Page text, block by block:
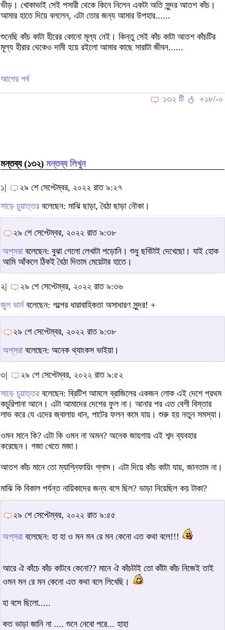
ভীড়। খোকাভাই সেই পসারী থেকে কিনে নিলেন একটা অতি সুন্দর আতশ কাঁচ।
আমার হাতে দিয়ে বললেন, এটা তোর জন্য আমার উপহার......
শুনেছি কাঁচ কাটা হীরের কোনো মূল্য নেই। কিন্তু সেই কাঁচ কাটা আতশ কাঁচটির
মূল্য হীরার থেকেও দামী হয়ে রইলো আমার কাছে সারাটা জীবন......
আগের পর্ব
১৩২ টি
+১৮/-০
মন্তব্য (১৩২) মন্তব্য লিখুন
১|
২৯ শে সেপ্টেম্বর, ২০২২ রাত ৯:২৭
সাড়ে চুয়াত্তর বলেছেন: মাঝি ছাড়া, বৈঠা ছাড়া নৌকা।
২৯ শে সেপ্টেম্বর, ২০২২ রাত ৯:৩৮
অপ্‌সরাবলেছেন: বুঝা গেলো লেখাটা পড়োনি। শুধু ছবিটাই দেখেছো। যাই হোক
আমি আঁকলে ঠিকই বৈঠা দিতাম মেয়েটার হাতে।
২|
২৯ শে সেপ্টেম্বর, ২০২২ রাত ৯:৩৬
জুল ভার্ন বলেছেন: গল্পের ধারাবাহিকতা অসাধারণ সুন্দর! +
২৯ শে সেপ্টেম্বর, ২০২২ রাত ৯:৩৮
অপ্‌সরাবলেছেন: অনেক থ্যাংকস ভাইয়া।
৩|
২৯ শে সেপ্টেম্বর, ২০২২ রাত ৯:৫২
সাড়ে চুয়াত্তর বলেছেন: ব্রিটিশ আমলে ব্রাজিলের একজন লোক এই দেশে প্রথম
কচুরিপানা আনে। এটা আমাদের দেশের ফুল না। আনার পর এত বেশী বিস্তার
লাভ করে যে এদের জ্বালায় ধান, পাটের ফলন কমে যায়। শুরু হয় নতুন সমস্যা।
ওমন মানে কি? এটা কি ওমন না অমন? অনেক জায়গায় এই শব্দ ব্যবহার
করেছেন। গজা খেতে মজা।
আতশ কাঁচ মানে তো ম্যাগ্নিফায়িং গ্লাস। এটা দিয়ে কাঁচ কাটা যায়, জানতাম না।
মাঝি কি বিকাল পর্যন্ত নায়িকাদের জন্য বসে ছিল? ভাড়া নিয়েছিল কয় টাকা?
২৯ শে সেপ্টেম্বর, ২০২২ রাত ৯:৫৫
অপ্‌সরাবলেছেন: হা হা ও মন মন রে মন কেনো এত কথা বলে!!!
আরে ঐ কাঁচে কাঁচ কাটবে কেনো?? মানে ঐ কাঁচটাই তো কাঁটা কাঁচ নিজেই তাই
ওমন মন রে মন কেনো এত কথা বলে লিখেছি।
হা বসে ছিলো.....
কত ভাড়া জানি না .... শুনে নেবো পরে... হাহা